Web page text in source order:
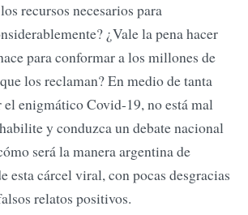
recursos necesarios para
¿Vale la pena hacer
para conformar a los millones de
los reclaman? En medio de tanta
enigmático Covid-19, no está mal
y conduzca un debate nacional
será la manera argentina de
esta cárcel viral, con pocas desgracias
relatos positivos.